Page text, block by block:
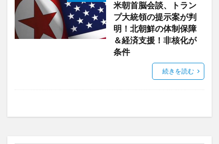
米朝首脳会談、トラン
プ大統領の提示案が判
明！北朝鮮の体制保障
＆経済支援！非核化が
条件
続きを読む